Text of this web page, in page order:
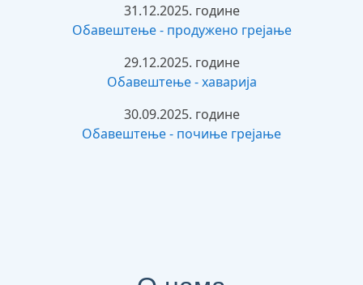
31.12.2025. године
Обавештење - продужено грејање
29.12.2025. године
Обавештење - хаварија
30.09.2025. године
Обавештење - почиње грејање